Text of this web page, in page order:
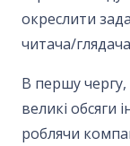
окреслити
читача/глядача
В першу чергу,
великі обсяги
роблячи